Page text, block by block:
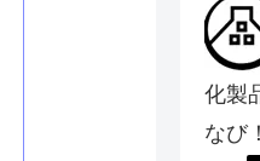
化製
なび！